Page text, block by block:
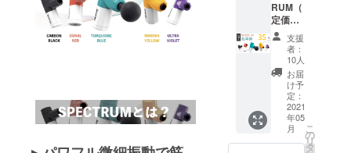
開発を目指
していま
す。
額は、
税込・
送料込
の価格
です
RUM 本
体 1個
付け替
えヘッ
ド 4種
USB-C
ケーブ
ル 1個
落下防
止用ハ
ンドス
トラッ
RUM（
定価
16,500
円） 割
引価格
10,725
(35%OF
F)＋配
送料750
円 →
キャン
支援
者：
10人
お届
け予
定：
2021
年05
月
こ
の
リ
タ